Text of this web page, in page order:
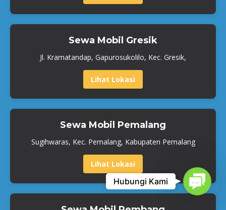
Sewa Mobil Gresik
Jl. Kramatandap, Gapurosukolilo, Kec. Gresik,
Lihat Lokasi
Sewa Mobil Pemalang
Sugihwaras, Kec. Pemalang, Kabupaten Pemalang
Lihat Lokasi
Hubungi Kami